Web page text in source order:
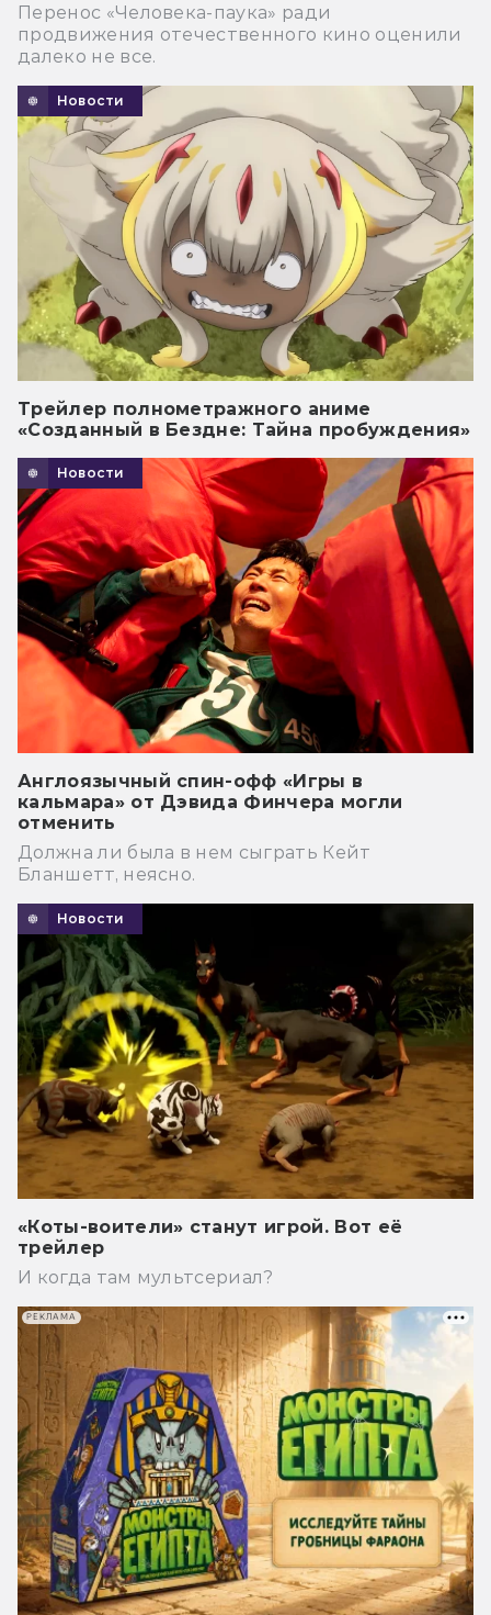
Перенос «Человека-паука» ради
продвижения отечественного кино оценили
далеко не все.
Новости
Трейлер полнометражного аниме
«Созданный в Бездне: Тайна пробуждения»
Новости
Англоязычный спин-офф «Игры в
кальмара» от Дэвида Финчера могли
отменить
Должна ли была в нем сыграть Кейт
Бланшетт, неясно.
Новости
«Коты-воители» станут игрой. Вот её
трейлер
И когда там мультсериал?
РЕКЛАМА